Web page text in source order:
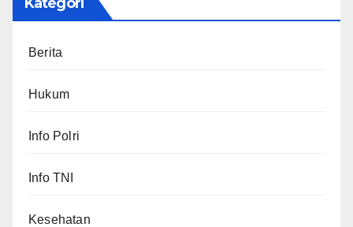
Berita
Hukum
Info Polri
Info TNI
Kesehatan